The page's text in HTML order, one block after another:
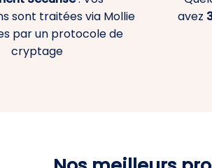
sont traitées via Mollie
par un protocole de
cryptage
avez